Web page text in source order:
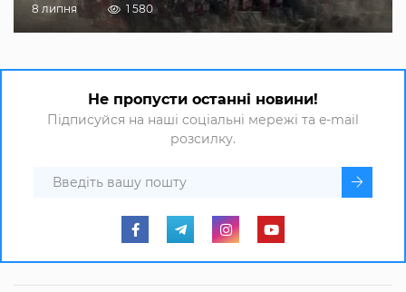
8 липня 1 580
Не пропусти останні новини!
Підписуйся на наші соціальні мережі та e-mail
розсилку.